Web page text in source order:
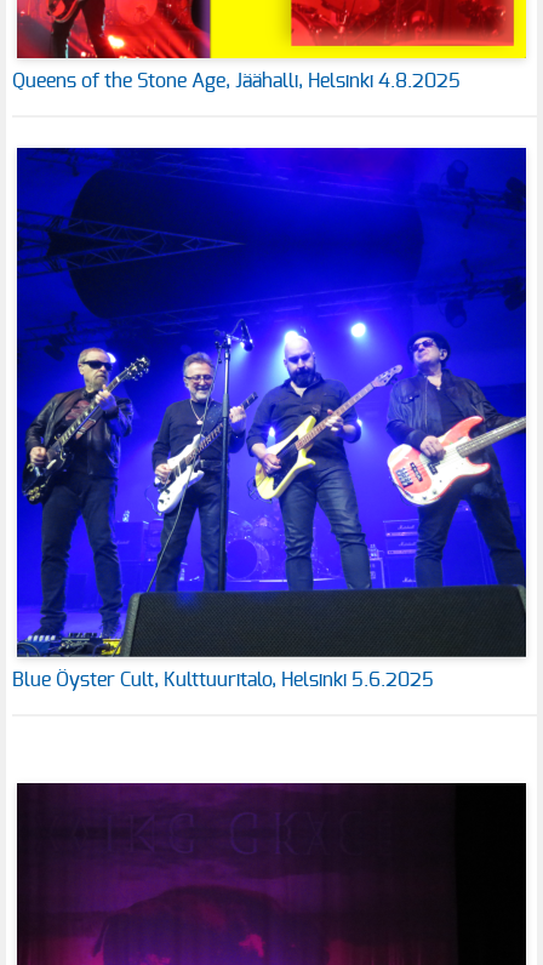
Queens of the Stone Age, Jäähalli, Helsinki 4.8.2025
Blue Öyster Cult, Kulttuuritalo, Helsinki 5.6.2025